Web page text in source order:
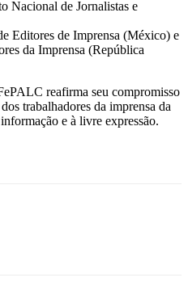
Nacional de Jornalistas e
Editores de Imprensa (México) e
da Imprensa (República
reafirma seu compromisso
trabalhadores da imprensa da
e à livre expressão.